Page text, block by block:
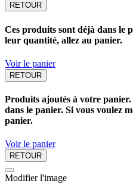
RETOUR
Ces produits sont déjà dans le
leur quantité, allez au panier.
Voir le panier
RETOUR
Produits ajoutés à votre
dans le panier. Si vous voulez
panier.
Voir le panier
RETOUR
Modifier l'image